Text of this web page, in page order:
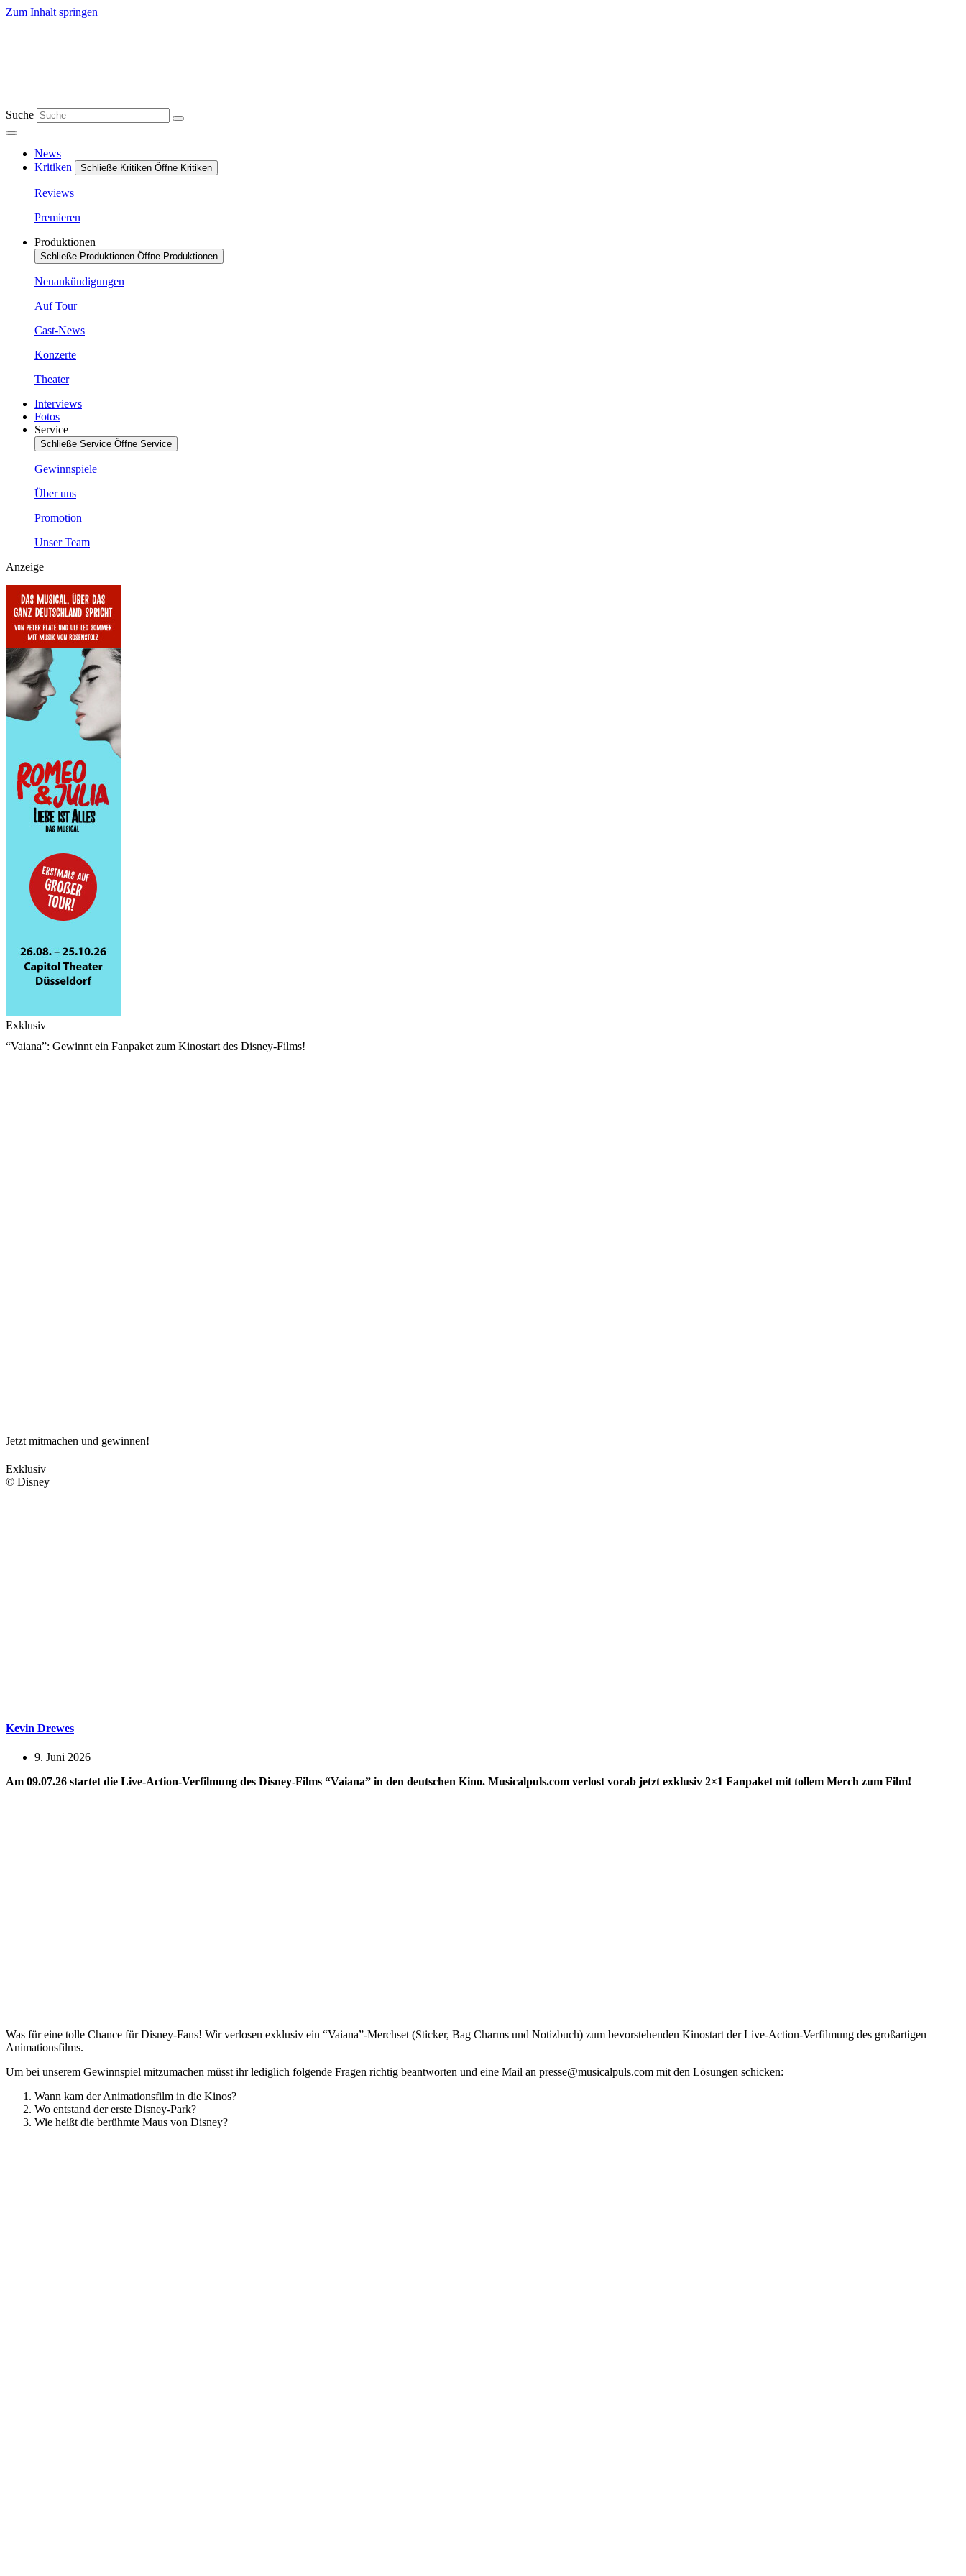
Zum Inhalt springen
Suche
News
Kritiken
Schließe Kritiken Öffne Kritiken
Reviews
Premieren
Produktionen
Schließe Produktionen Öffne Produktionen
Neuankündigungen
Auf Tour
Cast-News
Konzerte
Theater
Interviews
Fotos
Service
Schließe Service Öffne Service
Gewinnspiele
Über uns
Promotion
Unser Team
Anzeige
Exklusiv
“Vaiana”: Gewinnt ein Fanpaket zum Kinostart des Disney-Films!
Jetzt mitmachen und gewinnen!
Exklusiv
© Disney
Kevin Drewes
9. Juni 2026
Am 09.07.26 startet die Live-Action-Verfilmung des Disney-Films “Vaiana” in den deutschen Kino. Musicalpuls.com verlost vorab jetzt exklusiv 2×1 Fanpaket mit tollem Merch zum Film!
Was für eine tolle Chance für Disney-Fans! Wir verlosen exklusiv ein “Vaiana”-Merchset (Sticker, Bag Charms und Notizbuch) zum bevorstehenden Kinostart der Live-Action-Verfilmung des großartigen
Animationsfilms.
Um bei unserem Gewinnspiel mitzumachen müsst ihr lediglich folgende Fragen richtig beantworten und eine Mail an presse@musicalpuls.com mit den Lösungen schicken:
Wann kam der Animationsfilm in die Kinos?
Wo entstand der erste Disney-Park?
Wie heißt die berühmte Maus von Disney?